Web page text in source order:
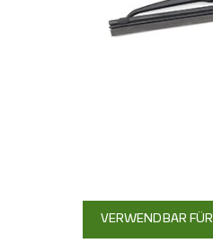
VERWENDBAR FÜR